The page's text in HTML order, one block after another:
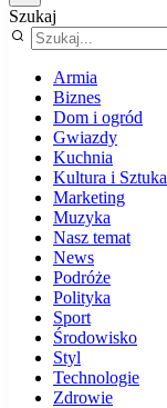
Szukaj
Armia
Biznes
Dom i ogród
Gwiazdy
Kuchnia
Kultura i Sztuka
Marketing
Muzyka
Nasz temat
News
Podróże
Polityka
Sport
Środowisko
Styl
Technologie
Zdrowie